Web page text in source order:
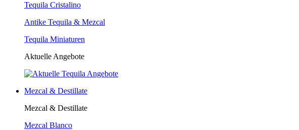
Tequila Cristalino
Antike Tequila & Mezcal
Tequila Miniaturen
Aktuelle Angebote
Mezcal & Destillate
Mezcal & Destillate
Mezcal Blanco